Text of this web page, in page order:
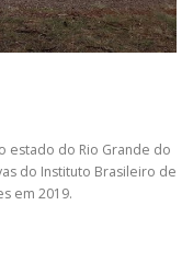
estado do Rio Grande do
do Instituto Brasileiro de
em 2019.